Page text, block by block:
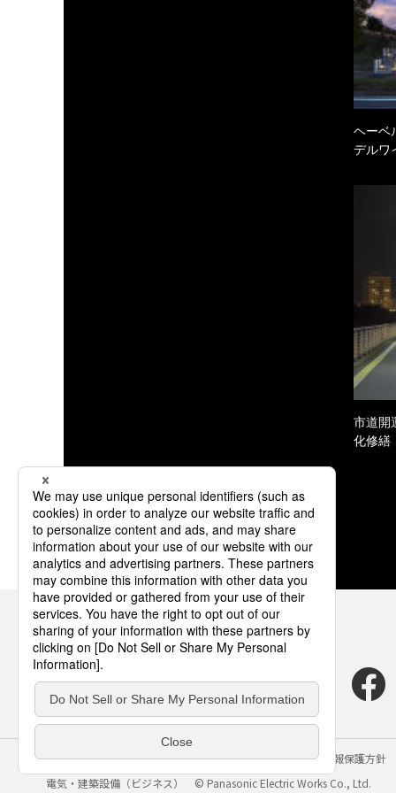
ヘーベ
デルワ
市道開
化修繕
サイトのご利用にあたって クッキーポリシー
個人情報保護方針
電気・建築設備（ビジネス）
© Panasonic Electric Works Co., Ltd.